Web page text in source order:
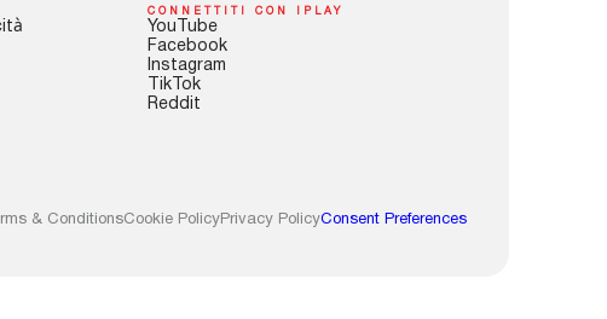
CONNETTITI CON IPLAY
YouTube
Facebook
Instagram
TikTok
Reddit
& ConditionsCookie PolicyPrivacy PolicyConsent Preferences